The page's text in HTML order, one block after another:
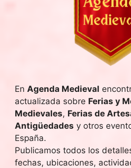
En Agenda Medieval
actualizada sobre Ferias y
Medievales, Ferias de
Antigüedades y otros
España.
Publicamos todos los
fechas, ubicaciones,